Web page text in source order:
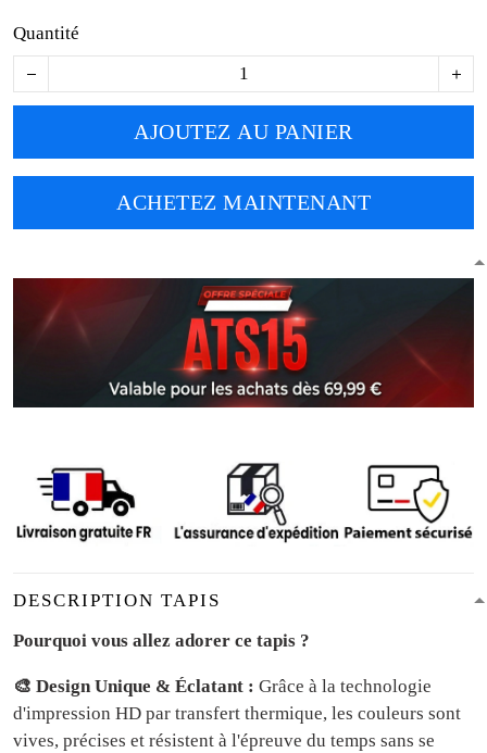
Quantité
AJOUTEZ AU PANIER
ACHETEZ MAINTENANT
DESCRIPTION TAPIS
Pourquoi vous allez adorer ce tapis ?
🎨 Design Unique & Éclatant : Grâce à la technologie
d'impression HD par transfert thermique, les couleurs sont
vives, précises et résistent à l'épreuve du temps sans se